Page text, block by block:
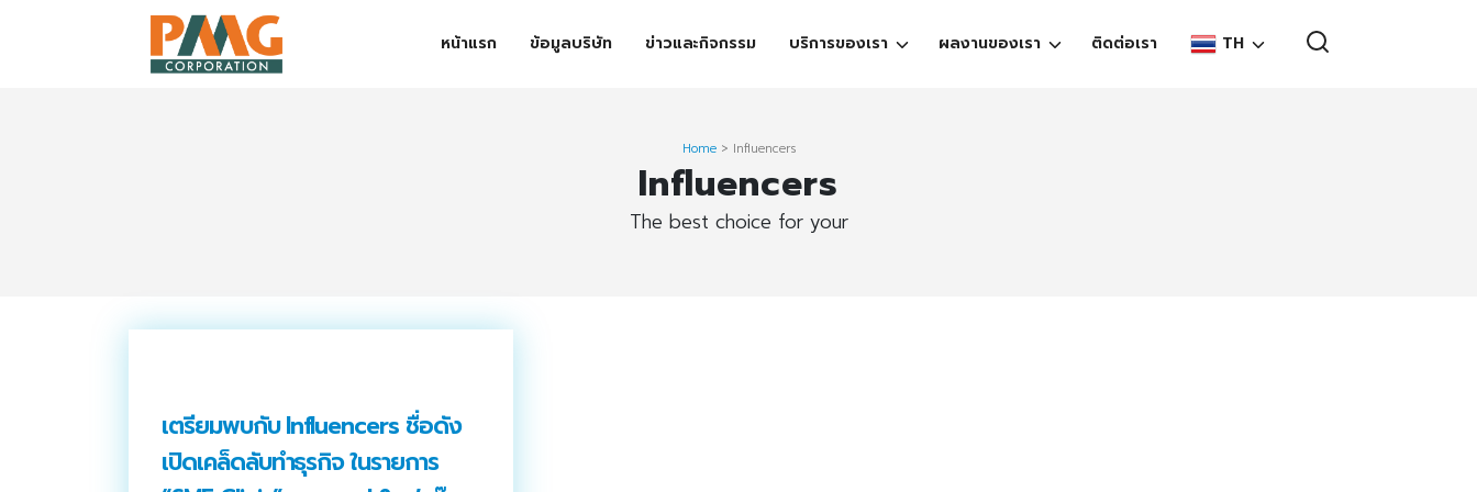
หน้าแรก ข้อมูลบริษัท ข่าวและกิจกรรม บริการของเรา ผลงานของเรา ติดต่อเรา TH
จัดงานแสดงสินค้าและอีเว้นท์ต่าง ๆ
Home> Influencers
Influencers
The best choice for your
เตรียมพบกับ Influencers ชื่อดัง
เปิดเคล็ดลับทำธุรกิจ ในรายการ